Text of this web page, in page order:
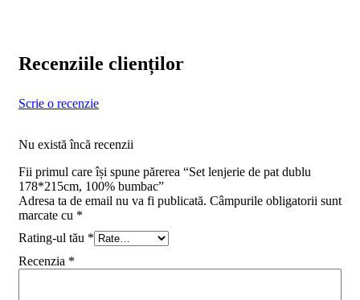
Recenziile clienților
Scrie o recenzie
Nu există încă recenzii
Fii primul care își spune părerea “Set lenjerie de pat dublu
178*215cm, 100% bumbac”
Adresa ta de email nu va fi publicată. Câmpurile obligatorii sunt
marcate cu *
Rating-ul tău *
Recenzia *